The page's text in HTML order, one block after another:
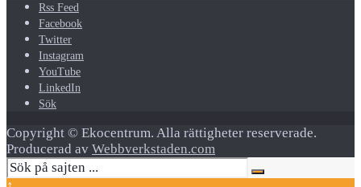
Rss Feed
Facebook
Twitter
Instagram
YouTube
LinkedIn
Sök
Copyright © Ekocentrum. Alla rättigheter reserverade.
Producerad av Webbverkstaden.com